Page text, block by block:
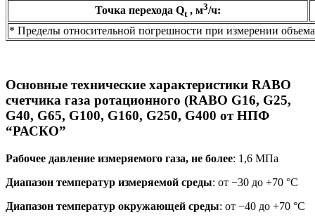
Точка перехода Qt , м3/ч:
* Пределы относительной погрешности при измерении
Основные технические характеристики RABO
счетчика газа ротационного (RABO G16, G25,
G40, G65, G100, G160, G250, G400 от НПФ
“РАСКО”
Рабочее давление измеряемого газа, не более: 1,6 МПа
Диапазон температур измеряемой среды: от −30 до +70 °С
Диапазон температур окружающей среды: от −40 до +70 °С